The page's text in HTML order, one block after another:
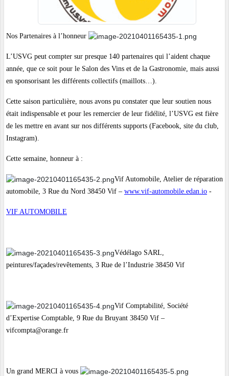
Nos Partenaires à l’honneur
L’USVG peut compter sur presque 140 partenaires qui l’aident chaque
année, que ce soit pour le Salon des Vins et de la Gastronomie, mais aussi
en sponsorisant les différents collectifs (maillots…).
Cette saison particulière, nous avons pu constater que leur soutien nous
était indispensable et pour les remercier de leur fidélité, l’USVG est fière
de les mettre en avant sur nos différents supports (Facebook, site du club,
Instagram).
Cette semaine, honneur à :
Vif Automobile, Atelier de réparation
automobile, 3 Rue du Nord 38450 Vif – www.vif-automobile.edan.io -
VIF AUTOMOBILE
Védélago SARL,
peintures/façades/revêtements, 3 Rue de l’Industrie 38450 Vif
Vif Comptabilité, Société
d’Expertise Comptable, 9 Rue du Bruyant 38450 Vif –
vifcompta@orange.fr
Un grand MERCI à vous